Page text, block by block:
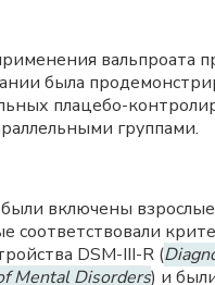
вальпроата
была
плацебо-
группами.
включены взрослые
соответствовали
DSM-III-R (
Mental Disorders) и